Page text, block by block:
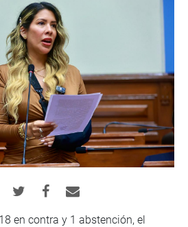
en contra y 1 abstención, el